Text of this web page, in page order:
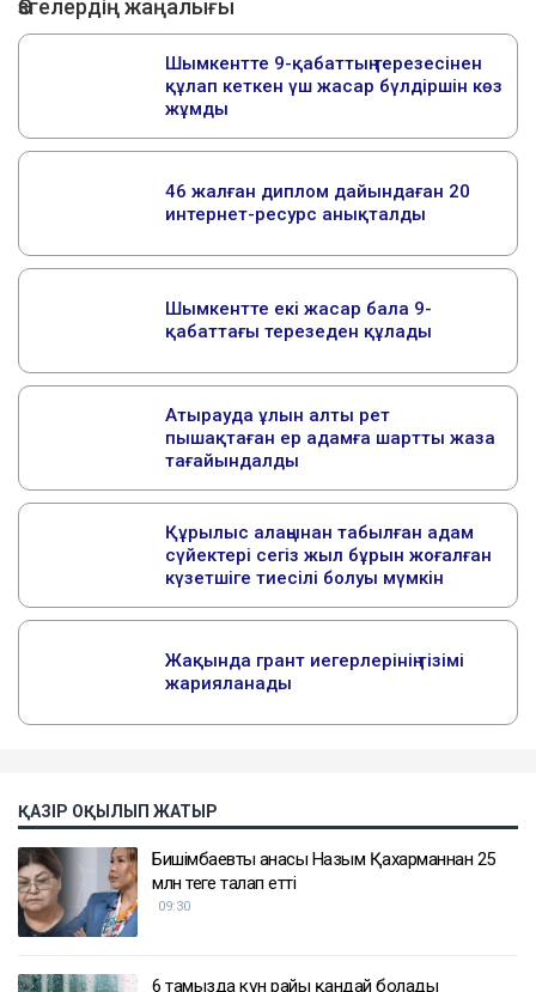
ҚАЗІР ОҚЫЛЫП ЖАТЫР
Бишімбаевтың анасы Назым Қахарманнан 25
млн теңге талап етті
09:30
6 тамызда күн райы қандай болады